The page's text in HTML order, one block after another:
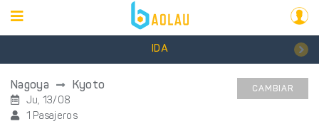
IDA
Nagoya Kyoto
Ju, 13/08
1 Pasajeros
CAMBIAR